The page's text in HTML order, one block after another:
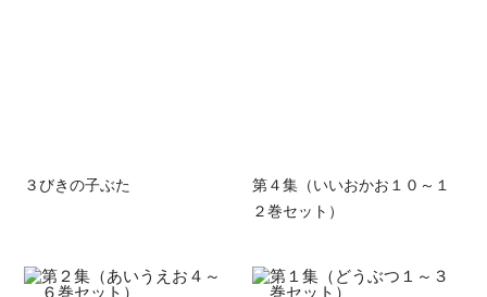
３びきの子ぶた
第４集（いいおかお１０～１
２巻セット）